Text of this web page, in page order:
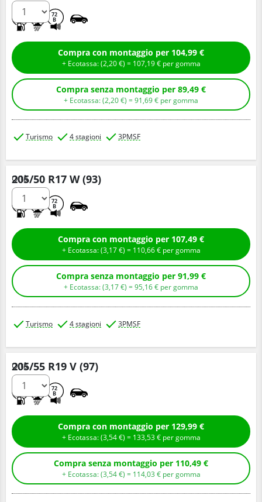
72
B
Compra con montaggio per 104,99 €
+ Ecotassa: (2,20€ ) = 107,19€ per gomma
Compra senza montaggio per 89,49 €
+ Ecotassa: (2,20€ ) =91,69€ per gomma
Turismo 4 stagioni 3PMSF
205/50 R17 W (93)
72
B
Q.tà
Compra con montaggio per 107,49 €
+ Ecotassa: (3,17€ ) = 110,66€ per gomma
Compra senza montaggio per 91,99 €
+ Ecotassa: (3,17€ ) =95,16€ per gomma
Turismo 4 stagioni 3PMSF
205/55 R19 V (97)
72
B
Q.tà
Compra con montaggio per 129,99 €
+ Ecotassa: (3,54€ ) = 133,53€ per gomma
Compra senza montaggio per 110,49 €
+ Ecotassa: (3,54€ ) = 114,03 € per gomma